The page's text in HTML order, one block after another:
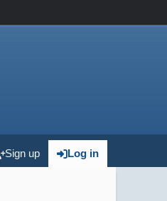
Log in
Sign up